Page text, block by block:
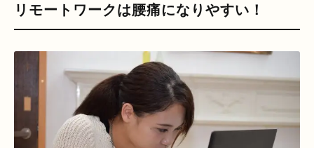
リモートワークは腰痛になりやすい！